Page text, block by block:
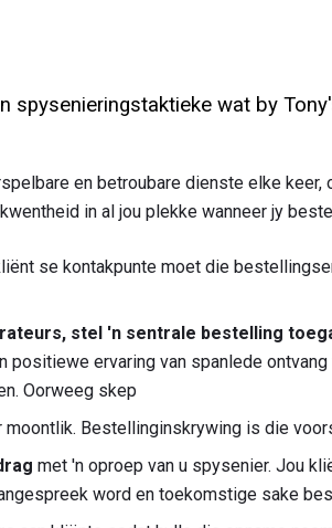
spysenieringstaktieke wat by
en betroubare dienste elke keer,
in al jou plekke wanneer jy
se kontakpunte moet die
stel 'n sentrale bestelling
positiewe ervaring van spanlede
Oorweeg skep
moontlik. Bestellinginskrywing is die
met 'n oproep van u spysenier. Jou
word en toekomstige sake